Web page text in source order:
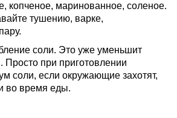
копченое, маринованное, соленое.
тушению, варке,
соли. Это уже уменьшит
Просто при приготовлении
соли, если окружающие захотят,
во время еды.